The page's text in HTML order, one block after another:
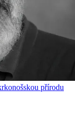
přírodu